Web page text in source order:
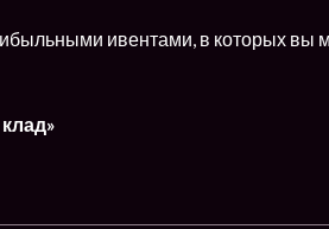
ивентами, в которых вы